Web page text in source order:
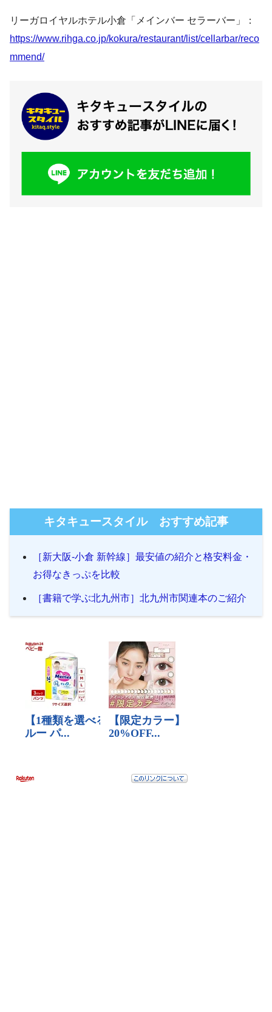
リーガロイヤルホテル小倉「メインバー セラーバー」：
https://www.rihga.co.jp/kokura/restaurant/list/cellarbar/reco
mmend/
キタキュースタイル おすすめ記事
［新大阪-小倉 新幹線］最安値の紹介と格安料金・
お得なきっぷを比較
［書籍で学ぶ北九州市］北九州市関連本のご紹介